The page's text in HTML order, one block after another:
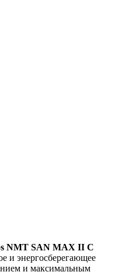
NMT SAN MAX II C
и энергосберегающее
и максимальным